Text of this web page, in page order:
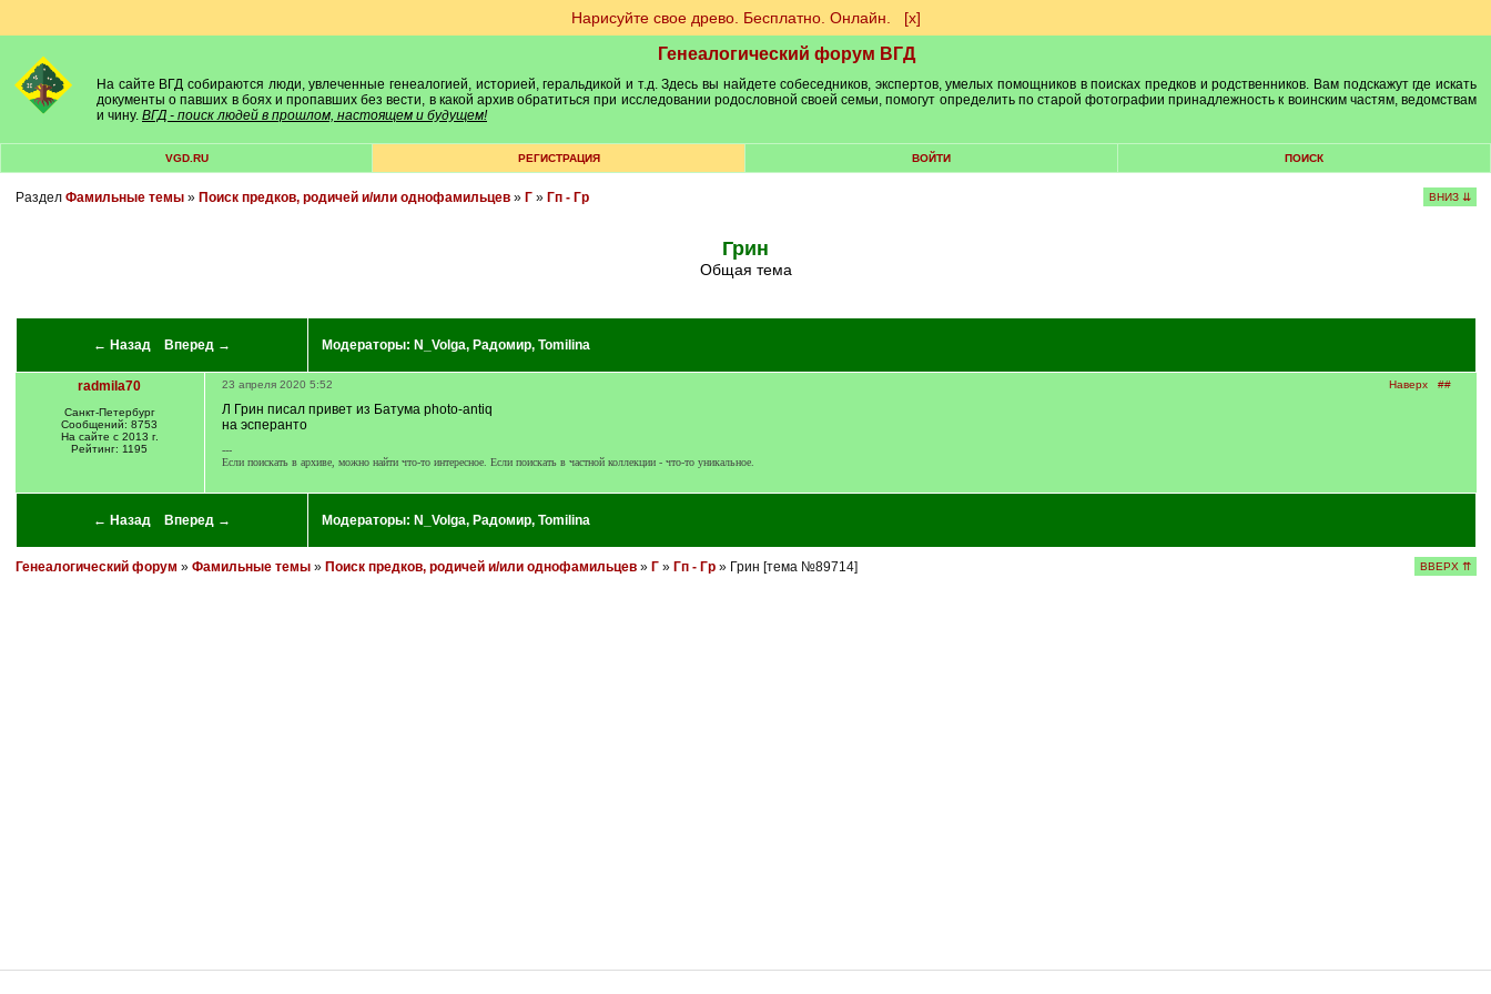
Нарисуйте свое древо. Бесплатно. Онлайн. [х]
Генеалогический форум ВГД
На сайте ВГД собираются люди, увлеченные генеалогией, историей, геральдикой и т.д. Здесь вы найдете собеседников, экспертов, умелых помощников в поисках предков и родственников. Вам подскажут где искать
документы о павших в боях и пропавших без вести, в какой архив обратиться при исследовании родословной своей семьи, помогут определить по старой фотографии принадлежность к воинским частям, ведомствам
и чину. ВГД - поиск людей в прошлом, настоящем и будущем!
VGD.RU РЕГИСТРАЦИЯ ВОЙТИ ПОИСК
Раздел Фамильные темы» Поиск предков, родичей и/или однофамильцев» Г» Гп - Гр ВНИЗ ⇊
Грин
Общая тема
← Назад Вперед → Модераторы: N_Volga, Радомир, Tomilina
radmila70
Санкт-Петербург
Сообщений: 8753
На сайте с 2013 г.
Рейтинг: 1195
Наверх ##
23 апреля 2020 5:52
Л Грин писал привет из Батума photo-antiq
на эсперанто
---
Если поискать в архиве, можно найти что-то интересное. Если поискать в частной коллекции - что-то уникальное.
← Назад Вперед → Модераторы: N_Volga, Радомир, Tomilina
Генеалогический форум » Фамильные темы» Поиск предков, родичей и/или однофамильцев» Г» Гп - Гр» Грин [тема №89714] ВВЕРХ ⇈